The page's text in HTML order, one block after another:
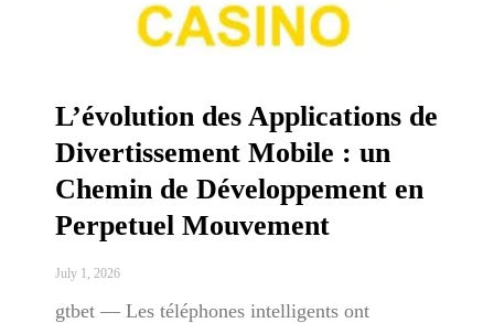
L’évolution des Applications de
Divertissement Mobile : un
Chemin de Développement en
Perpetuel Mouvement
July 1, 2026
gtbet — Les téléphones intelligents ont